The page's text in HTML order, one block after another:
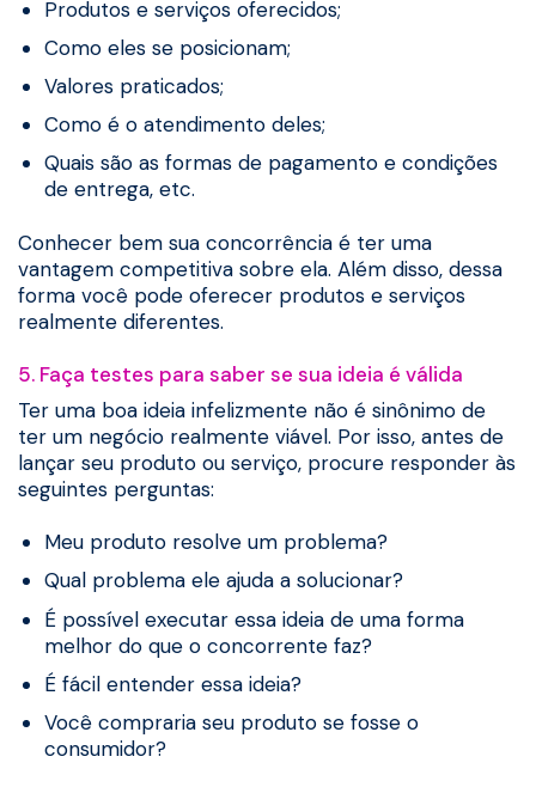
Produtos e serviços oferecidos;
Como eles se posicionam;
Valores praticados;
Como é o atendimento deles;
Quais são as formas de pagamento e condições
de entrega, etc.
Conhecer bem sua concorrência é ter uma
vantagem competitiva sobre ela. Além disso, dessa
forma você pode oferecer produtos e serviços
realmente diferentes.
5. Faça testes para saber se sua ideia é válida
Ter uma boa ideia infelizmente não é sinônimo de
ter um negócio realmente viável. Por isso, antes de
lançar seu produto ou serviço, procure responder às
seguintes perguntas:
Meu produto resolve um problema?
Qual problema ele ajuda a solucionar?
É possível executar essa ideia de uma forma
melhor do que o concorrente faz?
É fácil entender essa ideia?
Você compraria seu produto se fosse o
consumidor?